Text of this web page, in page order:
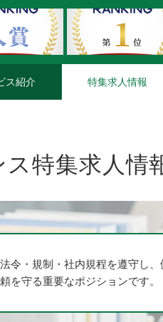
ジスジャパン
ス紹介 特集求人情報
特集求人情
令・規制・社内規程を遵守し
を守る重要なポジションです。